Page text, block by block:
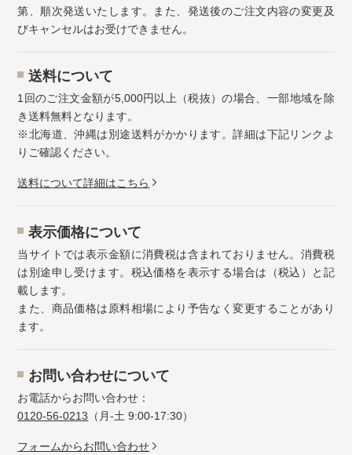
第、順次発送いたします。また、発送後のご注文内容の変更及
びキャンセルはお受けできません。
送料について
1回のご注文金額が5,000円以上（税抜）の場合、一部地域を除
き送料無料となります。
※北海道、沖縄は別途送料がかかります。詳細は下記リンクよ
りご確認ください。
送料について詳細はこちら
表示価格について
当サイトでは表示金額に消費税は含まれておりません。消費税
は別途申し受けます。税込価格を表示する場合は（税込）と記
載します。
また、商品価格は原料相場により予告なく変更することがあり
ます。
お問い合わせについて
お電話からお問い合わせ：
0120-56-0213 （月-土 9:00-17:30）
フォームからお問い合わせ